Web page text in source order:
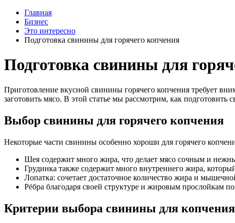
Главная
Бизнес
Это интересно
Подготовка свинины для горячего копчения
Подготовка свинины для
Приготовление вкусной свинины горячего копчения требует
заготовить мясо. В этой статье мы рассмотрим, как подготовить
Выбор свинины для горячего копчения
Некоторые части свинины особенно хороши для горячего
Шея содержит много жира, что делает мясо сочным и
Грудинка также содержит много внутреннего жира,
Лопатка: сочетает достаточное количество жира и
Рёбра благодаря своей структуре и жировым прослойкам
Критерии выбора свинины для копчения